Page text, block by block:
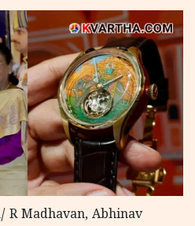
R Madhavan, Abhinav